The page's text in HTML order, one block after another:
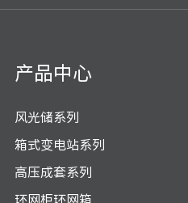
产品中心
风光储系列
箱式变电站系列
高压成套系列
环网柜环网箱